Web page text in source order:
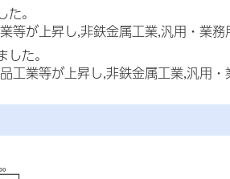
。
が上昇し,非鉄金属工業,汎用・業務
た。
業等が上昇し,非鉄金属工業,汎用・